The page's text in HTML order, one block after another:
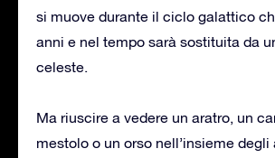
si muove durante il ciclo galattico
anni e nel tempo sarà sostituita da
celeste.
Ma riuscire a vedere un aratro, un
mestolo o un orso nell’insieme degli